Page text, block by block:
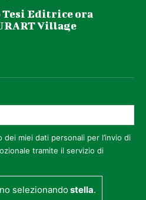
Editrice ora
Village
miei dati personali per l’invio di
tramite il servizio di
selezionandostella.